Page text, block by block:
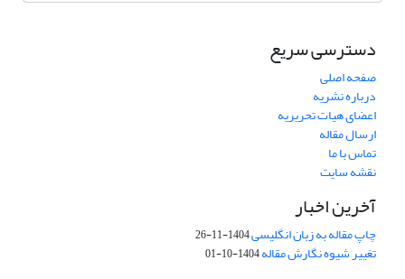
دسترسی سریع
صفحه اصلی
درباره نشریه
اعضای هیات تحریریه
ارسال مقاله
تماس با ما
نقشه سایت
آخرین اخبار
چاپ مقاله به زبان انگلیسی1404-11-26
تغییر شیوه نگارش مقاله1404-10-01